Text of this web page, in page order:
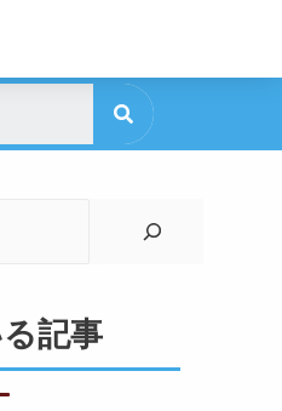
記事